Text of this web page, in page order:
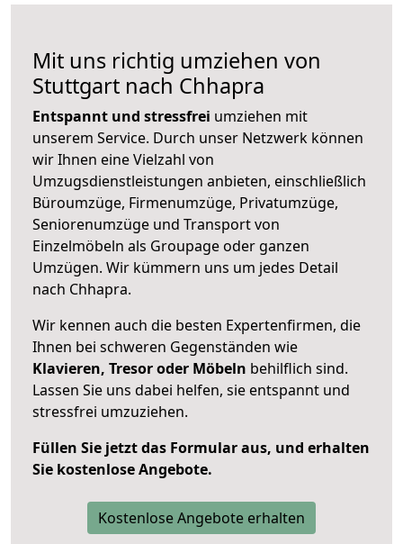
Mit uns richtig umziehen von
Stuttgart nach Chhapra
Entspannt und stressfrei umziehen mit
unserem Service. Durch unser Netzwerk können
wir Ihnen eine Vielzahl von
Umzugsdienstleistungen anbieten, einschließlich
Büroumzüge, Firmenumzüge, Privatumzüge,
Seniorenumzüge und Transport von
Einzelmöbeln als Groupage oder ganzen
Umzügen. Wir kümmern uns um jedes Detail
nach Chhapra.
Wir kennen auch die besten Expertenfirmen, die
Ihnen bei schweren Gegenständen wie
Klavieren, Tresor oder Möbeln behilflich sind.
Lassen Sie uns dabei helfen, sie entspannt und
stressfrei umzuziehen.
Füllen Sie jetzt das Formular aus, und erhalten
Sie kostenlose Angebote.
Kostenlose Angebote erhalten